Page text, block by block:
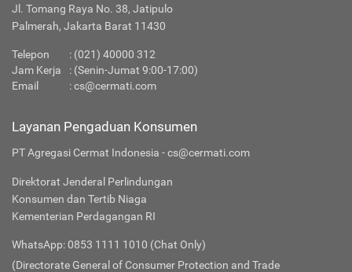
Jl. Tomang Raya No. 38, Jatipulo
Palmerah, Jakarta Barat 11430
Telepon : (021) 40000 312
Jam Kerja
: (Senin-Jumat 9:00-17:00)
Email
:cs@cermati.com
Layanan Pengaduan Konsumen
PT Agregasi Cermat Indonesia - cs@cermati.com
Direktorat Jenderal Perlindungan
Konsumen dan Tertib Niaga
Kementerian Perdagangan RI
WhatsApp: 0853 1111 1010 (Chat Only)
(Directorate General of Consumer Protection and Trade